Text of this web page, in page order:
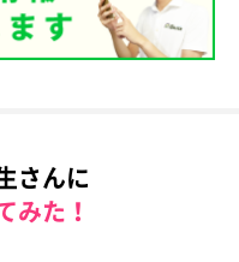
さんに
みた！